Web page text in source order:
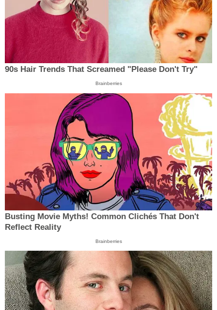
90s Hair Trends That Screamed "Please Don't Try"
Brainberries
Busting Movie Myths! Common Clichés That Don't
Reflect Reality
Brainberries